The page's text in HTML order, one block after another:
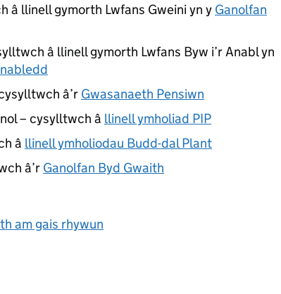
â llinell gymorth Lwfans Gweini yn y Ganolfan
â llinell gymorth Lwfans Byw i’r Anabl yn
â’r Gwasanaeth Pensiwn
– cysylltwch â llinell ymholiad PIP
â llinell ymholiodau Budd-dal Plant
â’r Ganolfan Byd Gwaith
am gais rhywun